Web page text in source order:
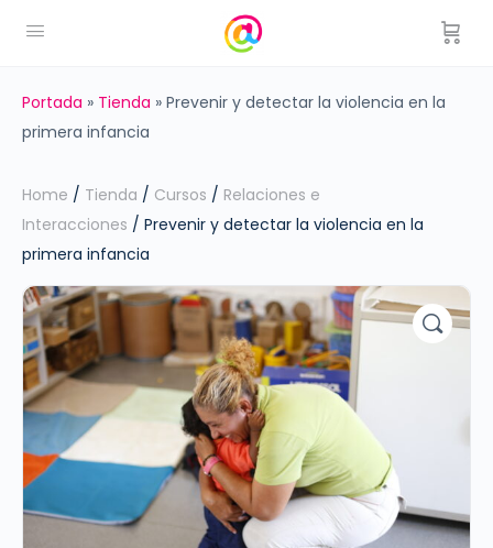
Portada » Tienda » Prevenir y detectar la violencia en la
primera infancia
Home / Tienda / Cursos / Relaciones e
Interacciones / Prevenir y detectar la violencia en la
primera infancia